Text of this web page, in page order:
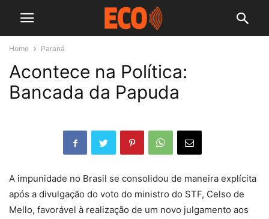
Home Paraná
Acontece na Política:
Bancada da Papuda
A impunidade no Brasil se consolidou de maneira explícita
após a divulgação do voto do ministro do STF, Celso de
Mello, favorável à realização de um novo julgamento aos